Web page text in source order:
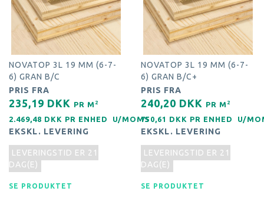
NOVATOP 3L 19 MM (6-7-
6) GRAN B/C
PRIS FRA
235,19 DKK PR M 2
2.469,48 DKK PR ENHED U/MOMS
EKSKL. LEVERING
LEVERINGSTID ER 21
DAG(E)
SE PRODUKTET
NOVATOP 3L 19 MM (6-7-
6) GRAN B/C+
PRIS FRA
240,20 DKK PR M 2
750,61 DKK PR ENHED U/
EKSKL. LEVERING
LEVERINGSTID ER 21
DAG(E)
SE PRODUKTET